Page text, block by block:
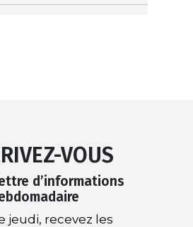
VOUS
d’informations
jeudi, recevez les